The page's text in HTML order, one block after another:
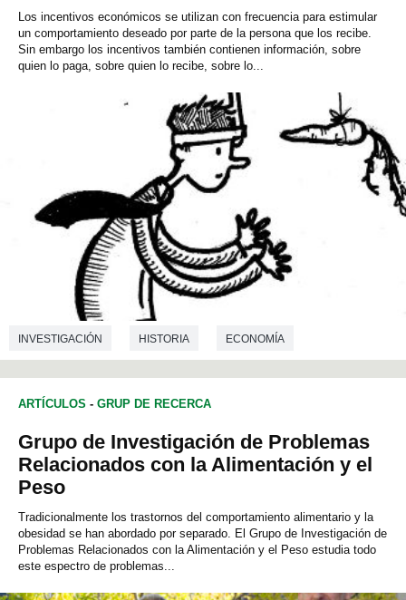
Los incentivos económicos se utilizan con frecuencia para estimular
un comportamiento deseado por parte de la persona que los recibe.
Sin embargo los incentivos también contienen información, sobre
quien lo paga, sobre quien lo recibe, sobre lo...
INVESTIGACIÓN HISTORIA ECONOMÍA
ARTÍCULOS - GRUP DE RECERCA
Grupo de Investigación de Problemas
Relacionados con la Alimentación y el
Peso
Tradicionalmente los trastornos del comportamiento alimentario y la
obesidad se han abordado por separado. El Grupo de Investigación de
Problemas Relacionados con la Alimentación y el Peso estudia todo
este espectro de problemas...